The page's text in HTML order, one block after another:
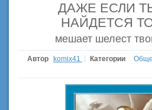
ДАЖЕ ЕСЛИ
НАЙДЕТСЯ
мешает шелест
Автор komix41 Категории